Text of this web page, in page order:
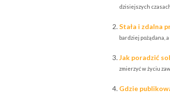
dzisiejszych
Stała i zdalna
bardziej pożądana,
Jak poradzić
zmierzyć w życiu
Gdzie